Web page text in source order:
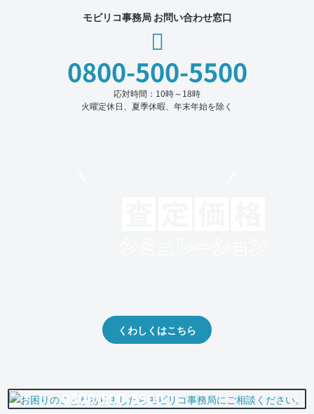
モビリコ事務局 お問い合わせ窓口
0800-500-5500
応対時間：10時～18時
火曜定休日、夏季休暇、年末年始を除く
くわしくはこちら
0800-500-5500